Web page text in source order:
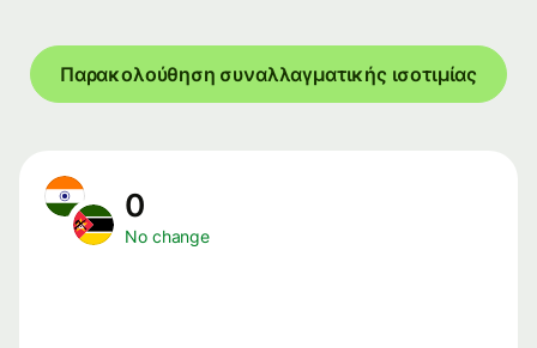
Παρακολούθηση συναλλαγματικής ισοτιμίας
0
No change